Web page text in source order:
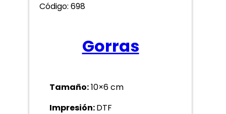
Código: 698
Gorras
Tamaño:10×6 cm
Impresión:DTF